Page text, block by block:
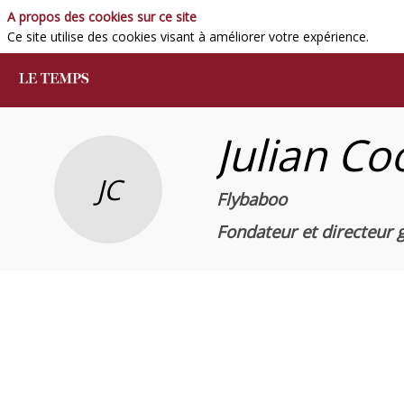
JC
Julian
Flybaboo
Fondateur et directeur
A propos des cookies sur ce site
Ce site utilise des cookies visant à améliorer votre expérience.